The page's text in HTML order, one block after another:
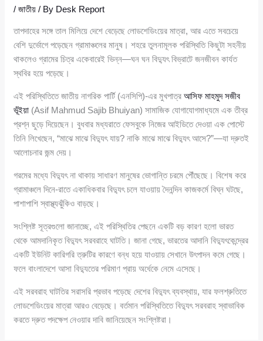
/জাতীয় / By Desk Report
তাপদাহের সঙ্গে তাল মিলিয়ে দেশে বেড়েছে লোডশেডিংয়ের মাত্রা, আর এতে সবচেয়ে
বেশি দুর্ভোগে পড়েছেন গ্রামাঞ্চলের মানুষ। শহরে তুলনামূলক পরিস্থিতি কিছুটা সহনীয়
থাকলেও গ্রামের চিত্র একেবারেই ভিন্ন—ঘন ঘন বিদ্যুৎ বিভ্রাটে জনজীবন কার্যত
স্থবির হয়ে পড়েছে।
এই পরিস্থিতিতে জাতীয় নাগরিক পার্টি (এনসিপি)-এর মুখপাত্রআসিফ মাহমুদ সজীব
ভূঁইয়া (Asif Mahmud Sajib Bhuiyan) সামাজিক যোগাযোগমাধ্যমে এক তীব্র
প্রশ্ন ছুড়ে দিয়েছেন। বুধবার মধ্যরাতে ফেসবুকে নিজের আইডিতে দেওয়া এক পোস্টে
তিনি লিখেছেন, “মাঝে মাঝে বিদ্যুৎ যায়? নাকি মাঝে মাঝে বিদ্যুৎ আসে?”—যা দ্রুতই
আলোচনার জন্ম দেয়।
গরমের মধ্যে বিদ্যুৎ না থাকায় সাধারণ মানুষের ভোগান্তি চরমে পৌঁছেছে। বিশেষ করে
গ্রামাঞ্চলে দিনে-রাতে একাধিকবার বিদ্যুৎ চলে যাওয়ায় দৈনন্দিন কাজকর্মে বিঘ্ন ঘটছে,
পাশাপাশি স্বাস্থ্যঝুঁকিও বাড়ছে।
সংশ্লিষ্ট সূত্রগুলো জানাচ্ছে, এই পরিস্থিতির পেছনে একটি বড় কারণ হলো ভারত
থেকে আমদানিকৃত বিদ্যুৎ সরবরাহে ঘাটতি। জানা গেছে, ভারতের আদানি বিদ্যুৎকেন্দ্রের
একটি ইউনিট কারিগরি ত্রুটির কারণে বন্ধ হয়ে যাওয়ায় সেখানে উৎপাদন কমে গেছে।
ফলে বাংলাদেশে আসা বিদ্যুতের পরিমাণ প্রায় অর্ধেকে নেমে এসেছে।
এই সরবরাহ ঘাটতির সরাসরি প্রভাব পড়েছে দেশের বিদ্যুৎ ব্যবস্থায়, যার ফলশ্রুতিতে
লোডশেডিংয়ের মাত্রা আরও বেড়েছে। বর্তমান পরিস্থিতিতে বিদ্যুৎ সরবরাহ স্বাভাবিক
করতে দ্রুত পদক্ষেপ নেওয়ার দাবি জানিয়েছেন সংশ্লিষ্টরা।